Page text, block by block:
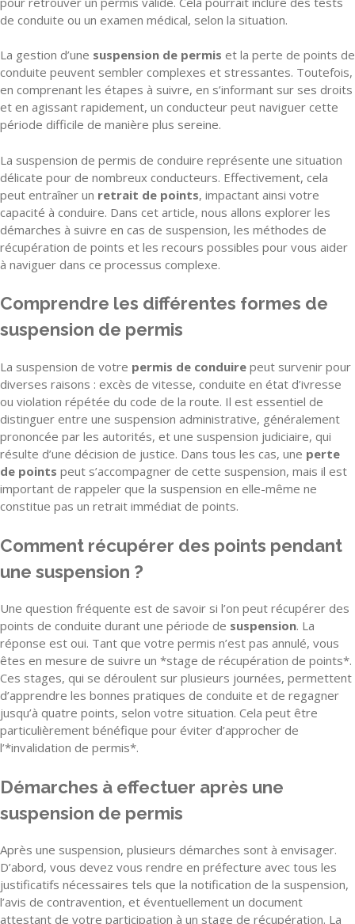
de conduite ou un examen médical, selon la situation.
La gestion d’une suspension de permis et la perte de points de
conduite peuvent sembler complexes et stressantes. Toutefois,
en comprenant les étapes à suivre, en s’informant sur ses droits
et en agissant rapidement, un conducteur peut naviguer cette
période difficile de manière plus sereine.
La suspension de permis de conduire représente une situation
délicate pour de nombreux conducteurs. Effectivement, cela
peut entraîner un retrait de points, impactant ainsi votre
capacité à conduire. Dans cet article, nous allons explorer les
démarches à suivre en cas de suspension, les méthodes de
récupération de points et les recours possibles pour vous aider
à naviguer dans ce processus complexe.
Comprendre les différentes formes de
suspension de permis
La suspension de votre permis de conduire peut survenir pour
diverses raisons : excès de vitesse, conduite en état d’ivresse
ou violation répétée du code de la route. Il est essentiel de
distinguer entre une suspension administrative, généralement
prononcée par les autorités, et une suspension judiciaire, qui
résulte d’une décision de justice. Dans tous les cas, une perte
de points peut s’accompagner de cette suspension, mais il est
important de rappeler que la suspension en elle-même ne
constitue pas un retrait immédiat de points.
Comment récupérer des points pendant
une suspension ?
Une question fréquente est de savoir si l’on peut récupérer des
points de conduite durant une période de suspension. La
réponse est oui. Tant que votre permis n’est pas annulé, vous
êtes en mesure de suivre un *stage de récupération de points*.
Ces stages, qui se déroulent sur plusieurs journées, permettent
d’apprendre les bonnes pratiques de conduite et de regagner
jusqu’à quatre points, selon votre situation. Cela peut être
particulièrement bénéfique pour éviter d’approcher de
l’*invalidation de permis*.
Démarches à effectuer après une
suspension de permis
Après une suspension, plusieurs démarches sont à envisager.
D’abord, vous devez vous rendre en préfecture avec tous les
justificatifs nécessaires tels que la notification de la suspension,
l’avis de contravention, et éventuellement un document
attestant de votre participation à un stage de récupération. La